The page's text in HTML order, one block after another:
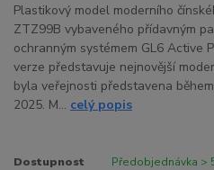
Plastikový model moderního
ZTZ99B vybaveného přídavným
ochranným systémem GL6 Active
verze představuje nejnovější
byla veřejnosti představena
2025. M... celý popis
Dostupnost Předobjednávka >